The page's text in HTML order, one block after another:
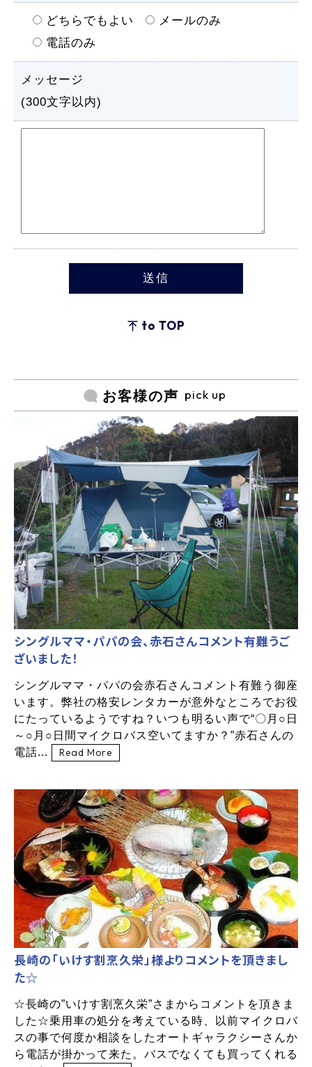
どちらでもよい
メールのみ
電話のみ
メッセージ
(300文字以内)
to TOP
お客様の声 pick up
シングルママ・パパの会、赤石さんコメント有難うご
ざいました！
シングルママ・パパの会赤石さんコメント有難う御座
います。弊社の格安レンタカーが意外なところでお役
にたっているようですね？いつも明るい声で“〇月○日
～○月○日間マイクロバス空いてますか？”赤石さんの
電話...
Read More
長崎の「いけす割烹久栄」様よりコメントを頂きまし
た☆
☆長崎の”いけす割烹久栄”さまからコメントを頂きま
した☆乗用車の処分を考えている時、以前マイクロバ
スの事で何度か相談をしたオートギャラクシーさんか
ら電話が掛かって来た。バスでなくても買ってくれる